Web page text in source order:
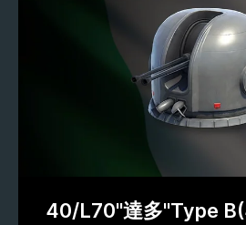
40/L70"達多"Type